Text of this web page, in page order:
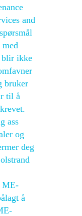
and
blir ikke
bruker
til å
ass
og
deg
ME-
å